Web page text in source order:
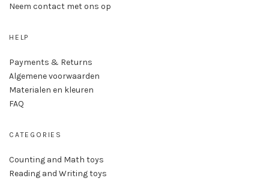
Neem contact met ons op
HELP
Payments & Returns
Algemene voorwaarden
Materialen en kleuren
FAQ
CATEGORIES
Counting and Math toys
Reading and Writing toys